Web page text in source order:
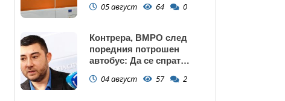
05 август 64 0
Контрера, ВМРО след
поредния потрошен
автобус: Да се спрат
махали и гета в София!
04 август 57 2